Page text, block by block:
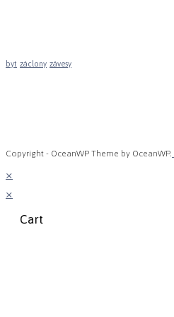
byt záclony závesy
Copyright - OceanWP Theme by OceanWP.
×
×
Cart